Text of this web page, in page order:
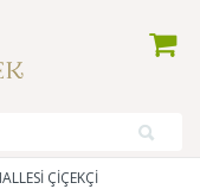
ÇIÇEKÇI